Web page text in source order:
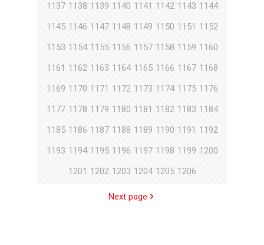
1137 1138 1139 1140 1141 1142 1143 1144
1145 1146 1147 1148 1149 1150 1151 1152
1153 1154 1155 1156 1157 1158 1159 1160
1161 1162 1163 1164 1165 1166 1167 1168
1169 1170 1171 1172 1173 1174 1175 1176
1177 1178 1179 1180 1181 1182 1183 1184
1185 1186 1187 1188 1189 1190 1191 1192
1193 1194 1195 1196 1197 1198 1199 1200
1201 1202 1203 1204 1205 1206
Next page